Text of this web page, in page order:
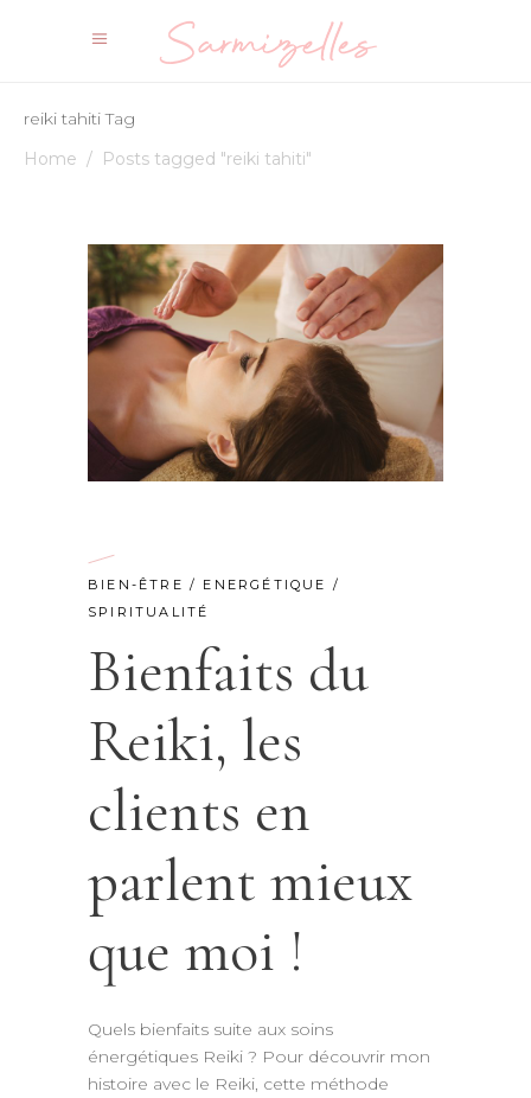
reiki tahiti Tag
Home / Posts tagged "reiki tahiti"
BIEN-ÊTRE / ENERGÉTIQUE /
SPIRITUALITÉ
Bienfaits du
Reiki, les
clients en
parlent mieux
que moi !
Quels bienfaits suite aux soins
énergétiques Reiki ? Pour découvrir mon
histoire avec le Reiki, cette méthode